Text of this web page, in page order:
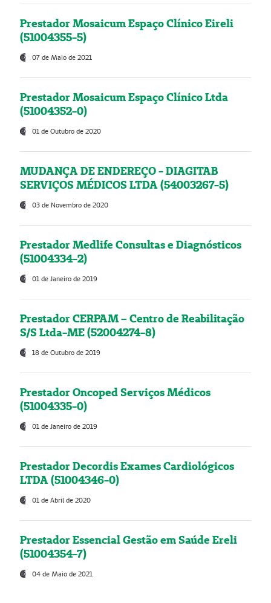
Prestador Mosaicum Espaço Clínico Eireli
(51004355-5)
07 de Maio de 2021
Prestador Mosaicum Espaço Clínico Ltda
(51004352-0)
01 de Outubro de 2020
MUDANÇA DE ENDEREÇO - DIAGITAB
SERVIÇOS MÉDICOS LTDA (54003267-5)
03 de Novembro de 2020
Prestador Medlife Consultas e Diagnósticos
(51004334-2)
01 de Janeiro de 2019
Prestador CERPAM – Centro de Reabilitação
S/S Ltda-ME (52004274-8)
18 de Outubro de 2019
Prestador Oncoped Serviços Médicos
(51004335-0)
01 de Janeiro de 2019
Prestador Decordis Exames Cardiológicos
LTDA (51004346-0)
01 de Abril de 2020
Prestador Essencial Gestão em Saúde Ereli
(51004354-7)
04 de Maio de 2021